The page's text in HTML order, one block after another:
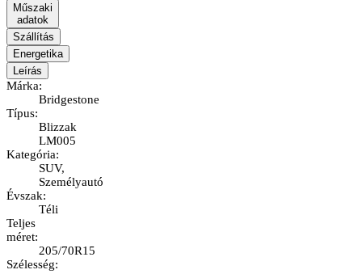
Műszaki
adatok
Szállítás
Energetika
Leírás
Márka:
Bridgestone
Típus:
Blizzak
LM005
Kategória:
SUV,
Személyautó
Évszak:
Téli
Teljes
méret:
205/70R15
Szélesség: